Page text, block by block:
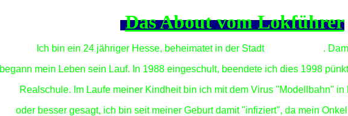
Das About vom Lokführer
Ich bin ein 24 jähriger Hesse, beheimatet in der Stadt .
begann mein Leben sein Lauf. In 1988 eingeschult, beendete ich dies 1998
Realschule. Im Laufe meiner Kindheit bin ich mit dem Virus "Modellbahn" in
oder besser gesagt, ich bin seit meiner Geburt damit "infiziert", da mein